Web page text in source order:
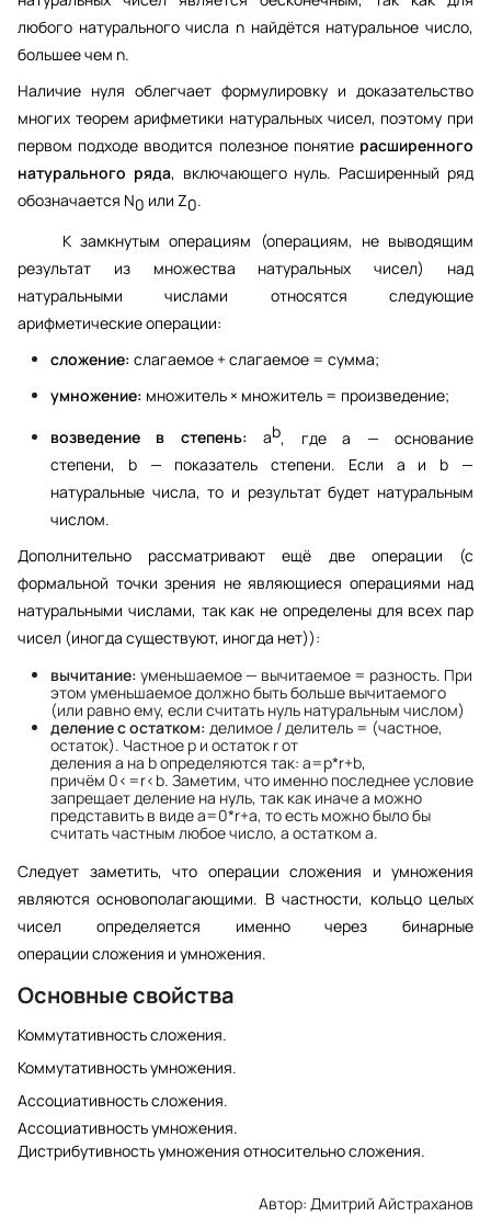
любого натурального числа n найдётся натуральное число,
большее чем n.
Наличие нуля облегчает формулировку и доказательство
многих теорем арифметики натуральных чисел, поэтому при
первом подходе вводится полезное понятие расширенного
натурального ряда, включающего нуль. Расширенный ряд
обозначается N0 или Z0.
К замкнутым операциям (операциям, не выводящим
результат из множества натуральных чисел) над
натуральными числами относятся следующие
арифметические операции:
сложение: слагаемое + слагаемое = сумма;
умножение: множитель × множитель = произведение;
возведение в степень: ab, где a — основание
степени, b — показатель степени. Если a и b —
натуральные числа, то и результат будет натуральным
числом.
Дополнительно рассматривают ещё две операции (с
формальной точки зрения не являющиеся операциями над
натуральными числами, так как не определены для всех пар
чисел (иногда существуют, иногда нет)):
вычитание: уменьшаемое — вычитаемое = разность. При
этом уменьшаемое должно быть больше вычитаемого
(или равно ему, если считать нуль натуральным числом)
деление с остатком: делимое / делитель = (частное,
остаток). Частное p и остаток r от
деления a на b определяются так: a=p*r+b,
причём 0<=r<b. Заметим, что именно последнее условие
запрещает деление на нуль, так как иначе a можно
представить в виде a=0*r+a, то есть можно было бы
считать частным любое число, а остатком a.
Следует заметить, что операции сложения и умножения
являются основополагающими. В частности, кольцо целых
чисел определяется именно через бинарные
операции сложения и умножения.
Основные свойства
Коммутативность сложения.
Коммутативность умножения.
Ассоциативность сложения.
Ассоциативность умножения.
Дистрибутивность умножения относительно сложения.
Автор: Дмитрий Айстраханов